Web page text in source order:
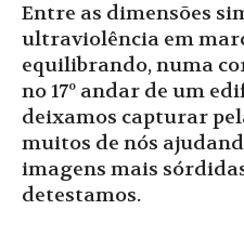
Entre as dimensões
ultraviolência em
equilibrando, numa
no 17º andar de um
deixamos capturar
muitos de nós
imagens mais
detestamos.